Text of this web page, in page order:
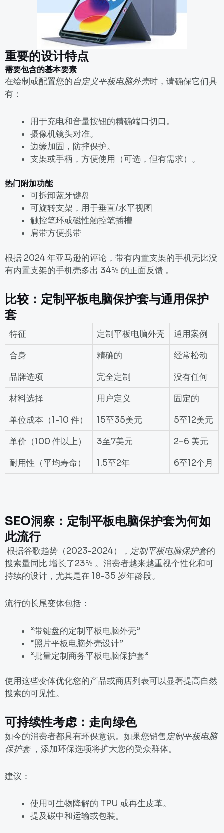
重要的设计特点
需要包含的基本要素
在绘制或配置您的自定义平板电脑外壳时，请确保它们具
有：
用于充电和音量按钮的精确端口切口。
摄像机镜头对准。
边缘加固 ，防摔保护。
支架或手柄， 方便使用（可选，但有需求）。
热门附加功能
可拆卸蓝牙键盘
可旋转支架，用于垂直/水平视图
触控笔环或磁性触控笔插槽
肩带方便携带
根据 2024 年亚马逊的评论，带有内置支架的手机壳比没
有内置支架的手机壳多出 34% 的正面反馈 。
比较：定制平板电脑保护套与通用保护
套
特征 定制平板电脑外壳 通用案例
合身 精确的 经常松动
品牌选项 完全定制 没有任何
材料选择 用户定义 固定的
单位成本（1-10 件） 15至35美元 5至12美元
单价（100 件以上） 3至7美元 2–6 美元
耐用性（平均寿命） 1.5至2年 6至12个月
SEO洞察：定制平板电脑保护套为何如
此流行
根据谷歌趋势（2023-2024）， 定制平板电脑保护套的
搜索量同比 增长了23% 。消费者越来越重视个性化和可
持续的设计，尤其是在 18-35 岁年龄段。
流行的长尾变体包括：
“带键盘的定制平板电脑外壳”
“照片平板电脑外壳设计”
“批量定制商务平板电脑保护套”
使用这些变体优化您的产品或商店列表可以显著提高自然
搜索的可见性。
可持续性考虑：走向绿色
如今的消费者都具有环保意识。如果您销售定制平板电脑
保护套，添加环保选项将扩大您的受众群体。
建议：
使用可生物降解的 TPU 或再生皮革。
提及碳中和运输或包装。